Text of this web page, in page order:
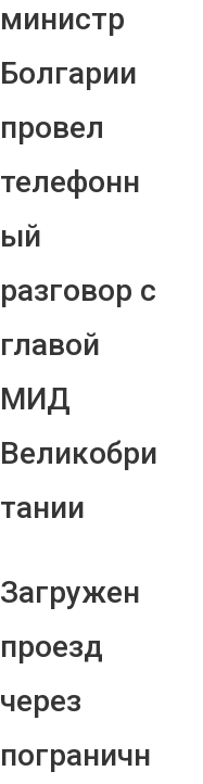
министр
Болгарии
провел
телефонн
ый
разговор с
главой
МИД
Великобри
тании
Загружен
проезд
через
пограничн